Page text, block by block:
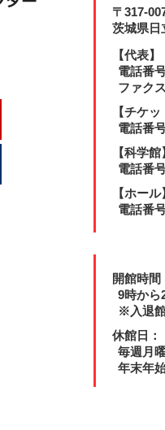
公式Facebook
ター公式X
クセンター公式Instagram
シビックセンター公式
〒317-
茨城県日
【代表】
電話番
ファク
【チケ
電話番
【科学館
電話番
【ホール
電話番
開館時間
9時から
※入退
休館日：
毎週月
年末年